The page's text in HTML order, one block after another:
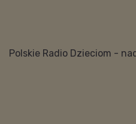
Polskie Radio Dzieciom -